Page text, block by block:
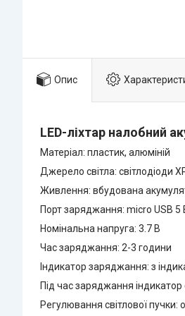
Опис
LED-ліхтар налобний
Матеріал: пластик, алюміній
Джерело світла: світлодіоди
Живлення: вбудована
Порт заряджання: micro USB 5
Номінальна напруга: 3.7 В
Час заряджання: 2-3 години
Індикатор заряджання: з
Під час заряджання
Регулювання світлової пучки: